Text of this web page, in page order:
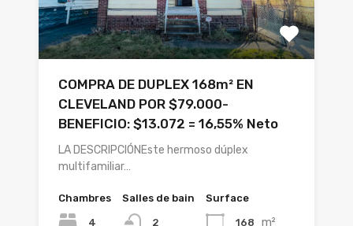
COMPRA DE DUPLEX 168m² EN
CLEVELAND POR $79.000-
BENEFICIO: $13.072 = 16,55% Neto
LA DESCRIPCIÓNEste hermoso dúplex
multifamiliar…
Chambres
4
Salles de bain
2
Surface
168 m²